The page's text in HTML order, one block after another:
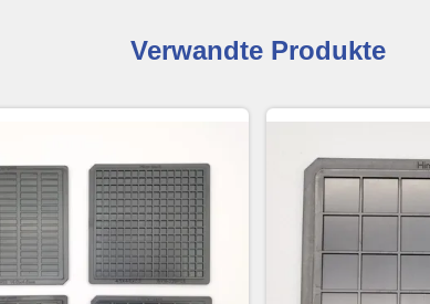
Verwandte Produkte